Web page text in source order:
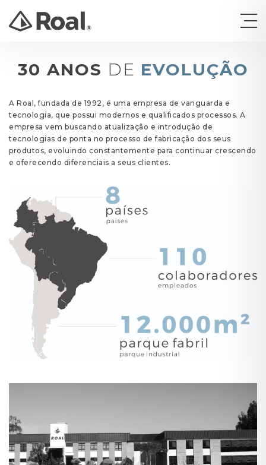
30 ANOS DE EVOLUÇÃO
A Roal, fundada de 1992, é uma empresa de vanguarda e
tecnologia, que possui modernos e qualificados processos. A
empresa vem buscando atualização e introdução de
tecnologias de ponta no processo de fabricação dos seus
produtos, evoluindo constantemente para continuar crescendo
e oferecendo diferenciais a seus clientes.